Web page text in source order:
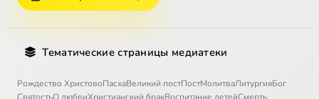
Тематические страницы медиатеки
Рождество ХристовоПасхаВеликий постПостМолитваЛитургияБог